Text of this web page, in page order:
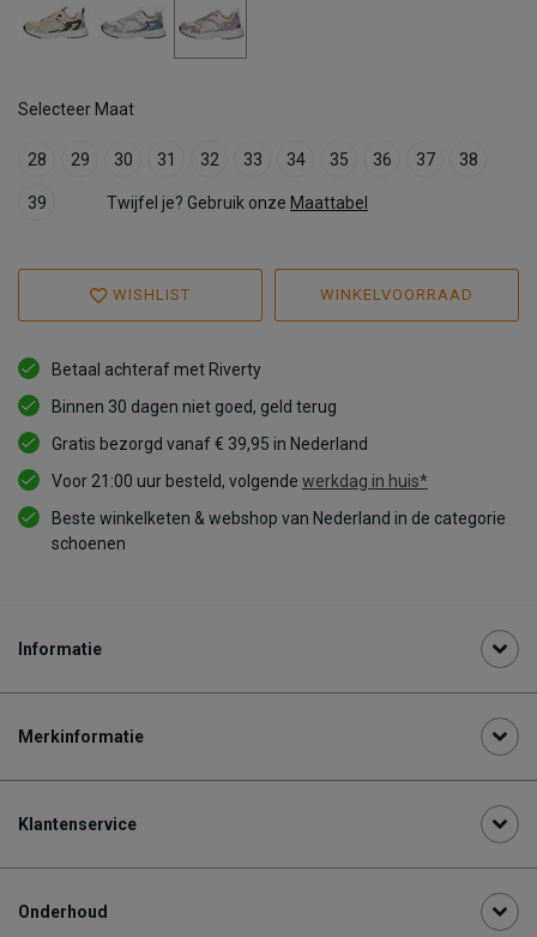
Selecteer Maat
28 29 30 31 32 33 34 35 36 37 38
39 Twijfel je? Gebruik onze Maattabel
WISHLIST WINKELVOORRAAD
Betaal achteraf met Riverty
Binnen 30 dagen niet goed, geld terug
Gratis bezorgd vanaf € 39,95 in Nederland
Voor 21:00 uur besteld, volgende werkdag in huis*
Beste winkelketen & webshop van Nederland in de categorie
schoenen
Informatie
Merkinformatie
Klantenservice
Onderhoud